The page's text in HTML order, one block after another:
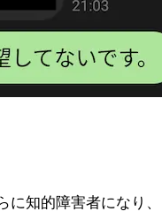
に知的障害者になり